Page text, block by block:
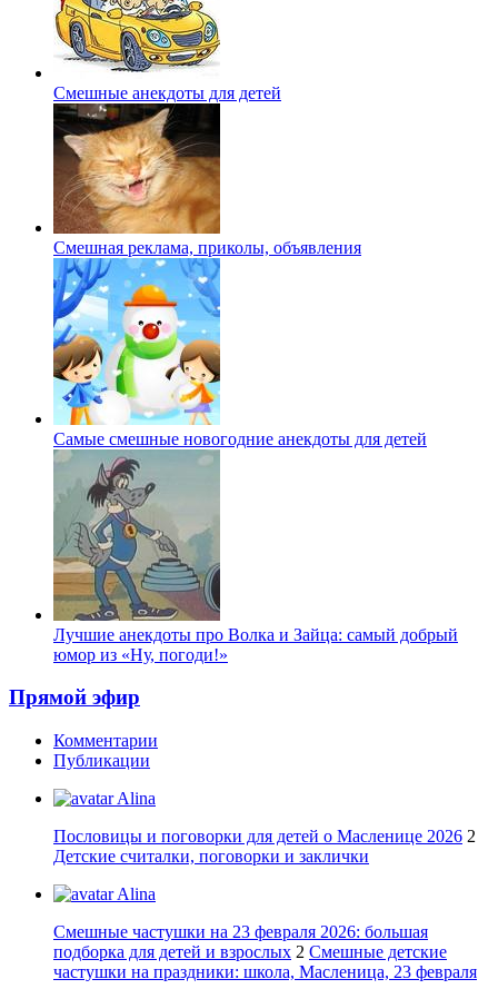
Смешные анекдоты для детей
Смешная реклама, приколы, объявления
Самые смешные новогодние анекдоты для детей
Лучшие анекдоты про Волка и Зайца: самый добрый
юмор из «Ну, погоди!»
Прямой эфир
Комментарии
Публикации
Alina
Пословицы и поговорки для детей о Масленице 2026 2
Детские считалки, поговорки и заклички
Alina
Смешные частушки на 23 февраля 2026: большая
подборка для детей и взрослых 2 Смешные детские
частушки на праздники: школа, Масленица, 23 февраля